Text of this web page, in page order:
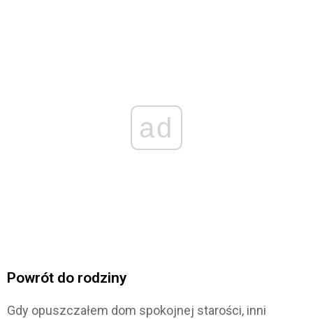
ad
Powrót do rodziny
Gdy opuszczałem dom spokojnej starości, inni